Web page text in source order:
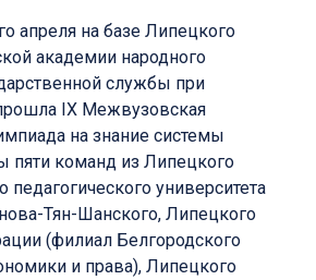
апреля на базе Липецкого
академии народного
службы при
IX Межвузовская
на знание системы
пяти команд из Липецкого
педагогического университета
Тян-Шанского, Липецкого
(филиал Белгородского
и права), Липецкого